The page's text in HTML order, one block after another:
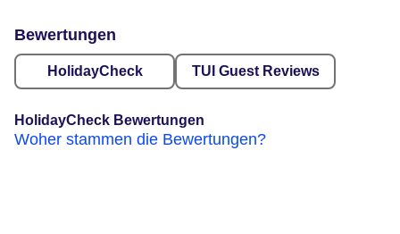
Bewertungen
HolidayCheck TUI Guest Reviews
HolidayCheck Bewertungen
Woher stammen die Bewertungen?